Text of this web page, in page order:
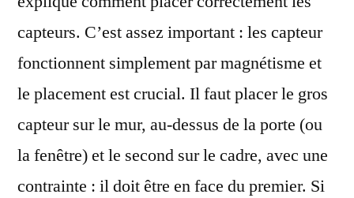
capteurs. C’est assez important : les capteur
fonctionnent simplement par magnétisme et
le placement est crucial. Il faut placer le gros
capteur sur le mur, au-dessus de la porte (ou
la fenêtre) et le second sur le cadre, avec une
contrainte : il doit être en face du premier. Si